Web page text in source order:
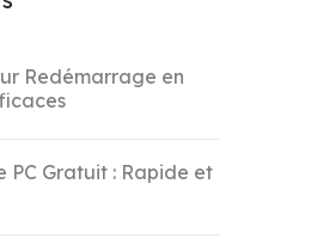
Redémarrage en
PC Gratuit : Rapide et